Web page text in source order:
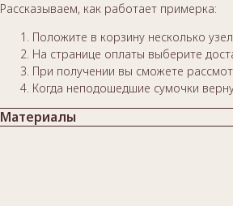
Рассказываем, как работает примерка:
Положите в корзину несколько
На странице оплаты выберите
При получении вы сможете
Когда неподошедшие сумочки
Материалы